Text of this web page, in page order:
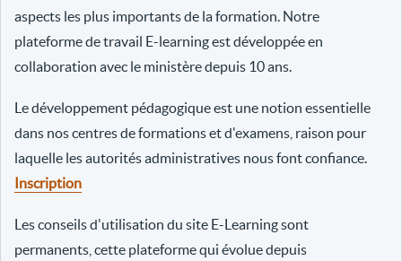
aspects les plus importants de la formation. Notre
plateforme de travail E-learning est développée en
collaboration avec le ministère depuis 10 ans.
Le développement pédagogique est une notion essentielle
dans nos centres de formations et d'examens, raison pour
laquelle les autorités administratives nous font confiance.
Inscription
Les conseils d'utilisation du site E-Learning sont
permanents, cette plateforme qui évolue depuis